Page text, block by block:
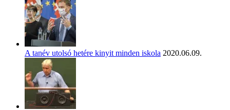
A tanév utolsó hetére kinyit minden iskola 2020.06.09.